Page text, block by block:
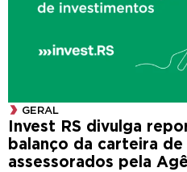
GERAL
Invest RS divulga
balanço da carteira
assessorados pela